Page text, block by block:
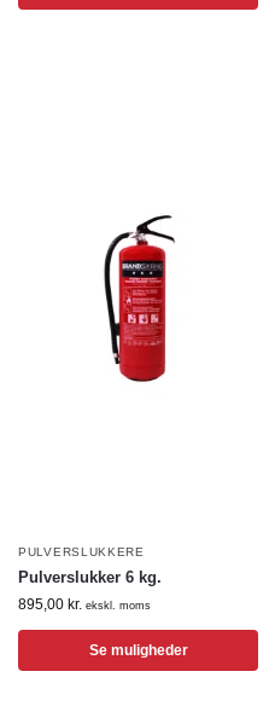
PULVERSLUKKERE
Pulverslukker 6 kg.
895,00 kr. ekskl. moms
Se muligheder